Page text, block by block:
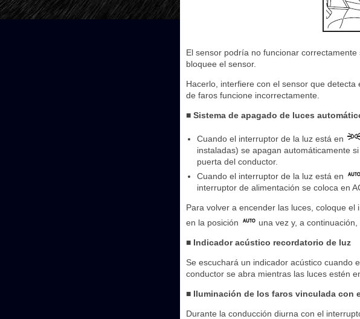
El sensor podría no funcionar
bloquee el sensor.
Hacerlo, interfiere con el sensor que
de faros funcione incorrectamente.
■ Sistema de apagado de luces
Cuando el interruptor de la luz está en
instaladas) se apagan automáticamente
puerta del conductor.
Cuando el interruptor de la luz está en
interruptor de alimentación se coloca en
Para volver a encender las luces, coloque
en la posición
una vez y, a
■ Indicador acústico recordatorio de luz
Se escuchará un indicador acústico cuando
conductor se abra mientras las luces estén
■ Iluminación de los faros vinculada con
Durante la conducción diurna con el